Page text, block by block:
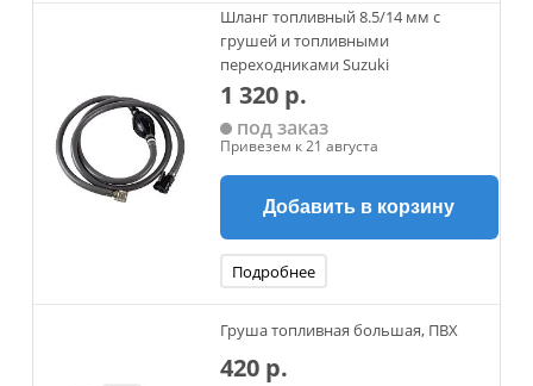
Шланг топливный 8.5/14 мм с
грушей и топливными
переходниками Suzuki
1 320 р.
под заказ
Привезем к 21 августа
Добавить в корзину
Подробнее
Груша топливная большая, ПВХ
420 р.